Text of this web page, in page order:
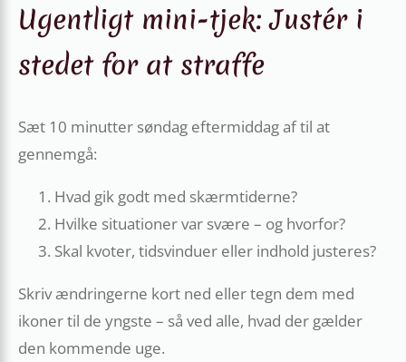
Ugentligt mini-tjek: Justér i
stedet for at straffe
Sæt 10 minutter søndag eftermiddag af til at
gennemgå:
Hvad gik godt med skærm­tiderne?
Hvilke situationer var svære – og hvorfor?
Skal kvoter, tidsvinduer eller indhold justeres?
Skriv ændringerne kort ned eller tegn dem med
ikoner til de yngste – så ved alle, hvad der gælder
den kommende uge.